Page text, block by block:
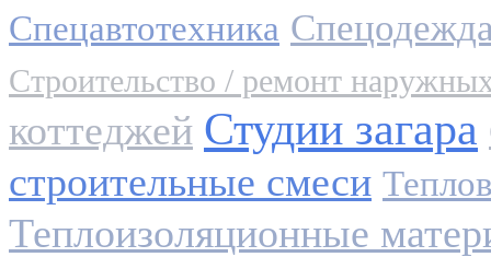
Спецавтотехника
Строительство / ремонт
коттеджей Студии загара
строительные смеси
Теплоизоляционные